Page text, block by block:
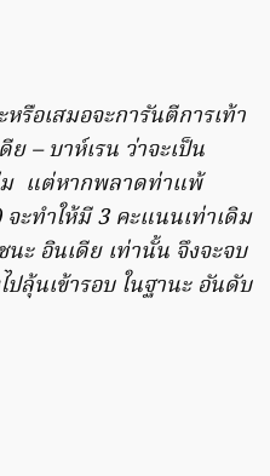
รือเสมอจะการันตีการเท้า
– บาห์เรน ว่าจะเป็น
แต่หากพลาดท่าแพ้
จะทำให้มี 3 คะแนนเท่าเดิม
ะ อินเดีย เท่านั้น จึงจะจบ
ลุ้นเข้ารอบ ในฐานะ อันดับ